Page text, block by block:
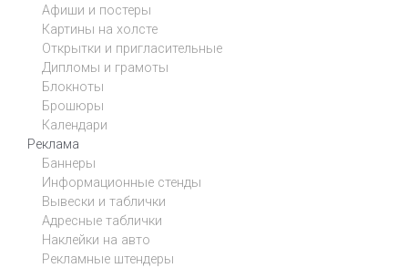
Афиши и постеры
Картины на холсте
Открытки и пригласительные
Дипломы и грамоты
Блокноты
Брошюры
Календари
Реклама
Баннеры
Информационные стенды
Вывески и таблички
Адресные таблички
Наклейки на авто
Рекламные штендеры